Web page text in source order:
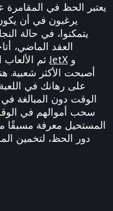
يعتبر الحظ في
يرغبون في أن
يتمكنوا، في حالة
العقد الماضي،
، ثم الألعاب التي حذت حذوها، ومن بينهاJetX و
على رهانك في
الوقت دون المبالغة
سحب أموالهم في
المستحيل معرفة مسبقًا
دور الحظ، لتخمين